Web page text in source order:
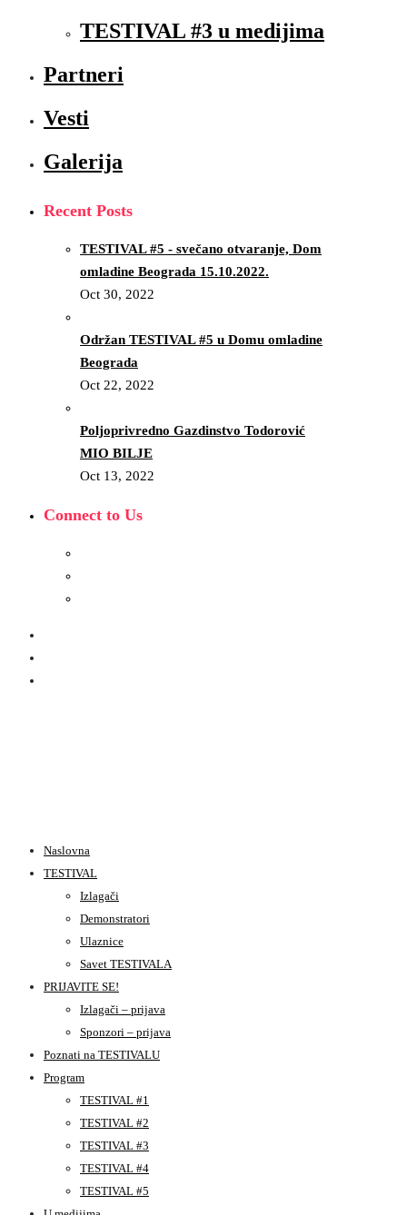
TESTIVAL #3 u medijima
Partneri
Vesti
Galerija
Recent Posts
TESTIVAL #5 - svečano otvaranje, Dom
omladine Beograda 15.10.2022.
Oct 30, 2022
Održan TESTIVAL #5 u Domu omladine
Beograda
Oct 22, 2022
Poljoprivredno Gazdinstvo Todorović
MIO BILJE
Oct 13, 2022
Connect to Us
Naslovna
TESTIVAL
Izlagači
Demonstratori
Ulaznice
Savet TESTIVALA
PRIJAVITE SE!
Izlagači – prijava
Sponzori – prijava
Poznati na TESTIVALU
Program
TESTIVAL #1
TESTIVAL #2
TESTIVAL #3
TESTIVAL #4
TESTIVAL #5